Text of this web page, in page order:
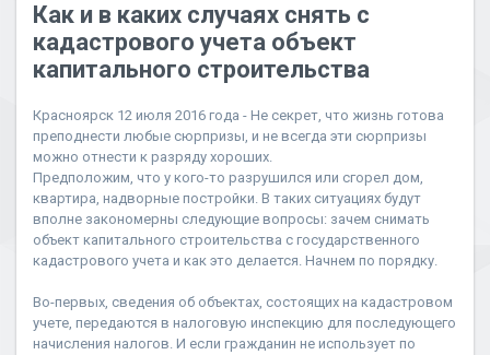
Как и в каких случаях снять с
кадастрового учета объект
капитального строительства
Красноярск 12 июля 2016 года - Не секрет, что жизнь готова
преподнести любые сюрпризы, и не всегда эти сюрпризы
можно отнести к разряду хороших.
Предположим, что у кого-то разрушился или сгорел дом,
квартира, надворные постройки. В таких ситуациях будут
вполне закономерны следующие вопросы: зачем снимать
объект капитального строительства с государственного
кадастрового учета и как это делается. Начнем по порядку.
Во-первых, сведения об объектах, состоящих на кадастровом
учете, передаются в налоговую инспекцию для последующего
начисления налогов. И если гражданин не использует по